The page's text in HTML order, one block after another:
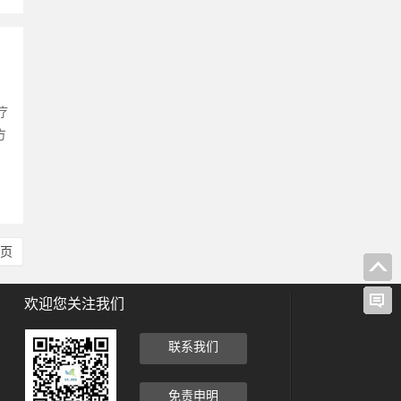
欢迎您关注我们
联系我们
免责申明